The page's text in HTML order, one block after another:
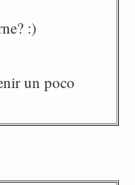
:)
un poco